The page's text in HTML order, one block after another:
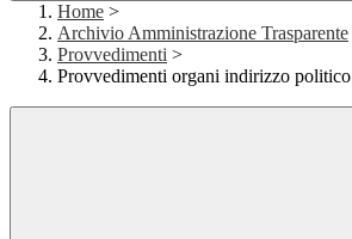
Home >
Archivio Amministrazione Trasparente
Provvedimenti >
Provvedimenti organi indirizzo politico